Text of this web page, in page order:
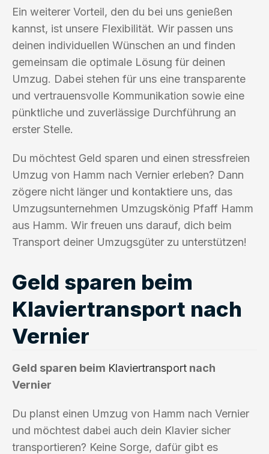
Ein weiterer Vorteil, den du bei uns genießen
kannst, ist unsere Flexibilität. Wir passen uns
deinen individuellen Wünschen an und finden
gemeinsam die optimale Lösung für deinen
Umzug. Dabei stehen für uns eine transparente
und vertrauensvolle Kommunikation sowie eine
pünktliche und zuverlässige Durchführung an
erster Stelle.
Du möchtest Geld sparen und einen stressfreien
Umzug von Hamm nach Vernier erleben? Dann
zögere nicht länger und kontaktiere uns, das
Umzugsunternehmen Umzugskönig Pfaff Hamm
aus Hamm. Wir freuen uns darauf, dich beim
Transport deiner Umzugsgüter zu unterstützen!
Geld sparen beim
Klaviertransport nach
Vernier
Geld sparen beim Klaviertransport nach
Vernier
Du planst einen Umzug von Hamm nach Vernier
und möchtest dabei auch dein Klavier sicher
transportieren? Keine Sorge, dafür gibt es